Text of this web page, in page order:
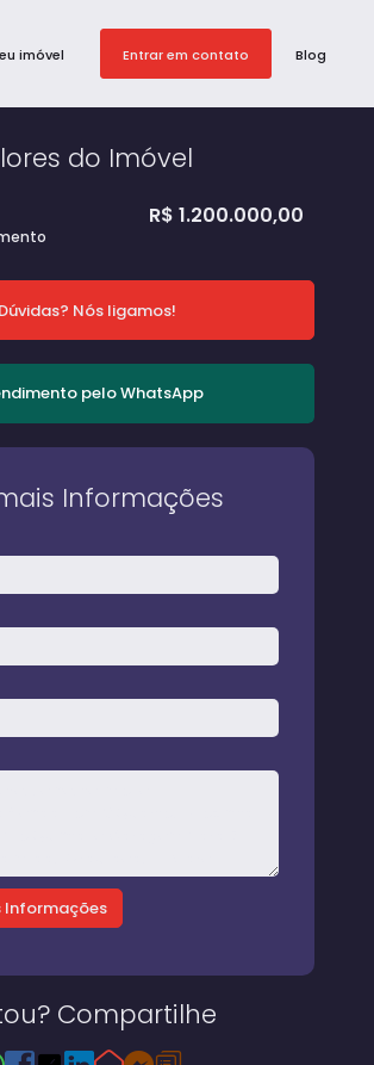
Blog
Entrar em contato
imóvel
do Imóvel
R$ 1.200.000,00
Nós ligamos!
peloWhatsApp
Informações
Compartilhe